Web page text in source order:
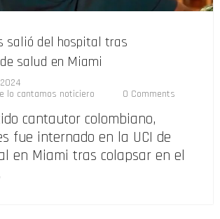
salió del hospital tras
salud en Miami
lo cantamos noticiero 0 Comments
cantautor colombiano,
fue internado en la UCI de
en Miami tras colapsar en el